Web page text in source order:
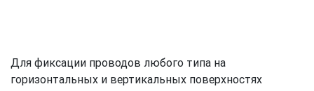
Для фиксации проводов любого типа на
горизонтальных и вертикальных поверхностях